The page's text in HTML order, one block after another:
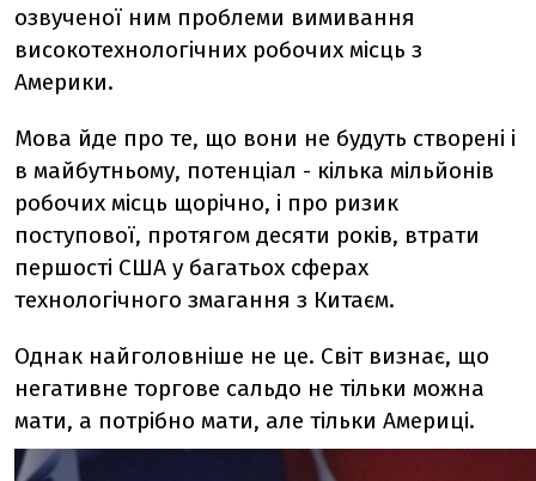
озвученої ним проблеми вимивання
високотехнологічних робочих місць з
Америки.
Мова йде про те, що вони не будуть створені і
в майбутньому, потенціал - кілька мільйонів
робочих місць щорічно, і про ризик
поступової, протягом десяти років, втрати
першості США у багатьох сферах
технологічного змагання з Китаєм.
Однак найголовніше не це. Світ визнає, що
негативне торгове сальдо не тільки можна
мати, а потрібно мати, але тільки Америці.